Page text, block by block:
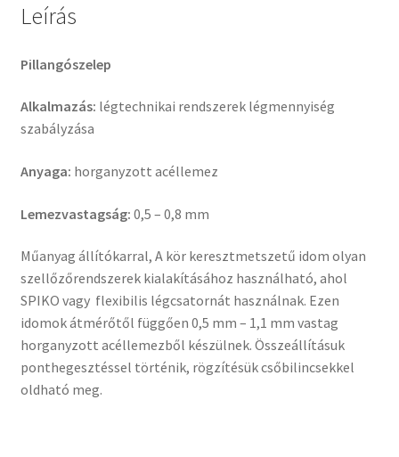
Leírás
Pillangószelep
Alkalmazás: légtechnikai rendszerek légmennyiség
szabályzása
Anyaga: horganyzott acéllemez
Lemezvastagság: 0,5 – 0,8 mm
Műanyag állítókarral, A kör keresztmetszetű idom olyan
szellőzőrendszerek kialakításához használható, ahol
SPIKO vagy flexibilis légcsatornát használnak. Ezen
idomok átmérőtől függően 0,5 mm – 1,1 mm vastag
horganyzott acéllemezből készülnek. Összeállításuk
ponthegesztéssel történik, rögzítésük csőbilincsekkel
oldható meg.